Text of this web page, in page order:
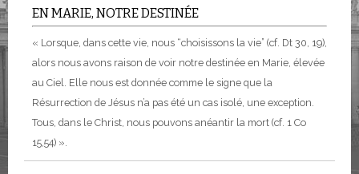
EN MARIE, NOTRE DESTINÉE
« Lorsque, dans cette vie, nous “choisissons la vie” (cf. Dt 30, 19),
alors nous avons raison de voir notre destinée en Marie, élevée
au Ciel. Elle nous est donnée comme le signe que la
Résurrection de Jésus n’a pas été un cas isolé, une exception.
Tous, dans le Christ, nous pouvons anéantir la mort (cf. 1 Co
15,54) ».